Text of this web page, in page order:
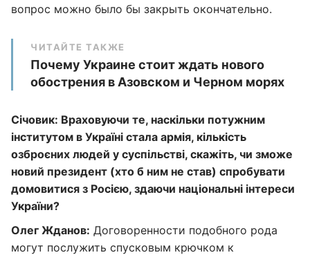
вопрос можно было бы закрыть окончательно.
ЧИТАЙТЕ ТАКЖЕ
Почему Украине стоит ждать нового
обострения в Азовском и Черном морях
Січовик: Враховуючи те, наскільки потужним
інститутом в Україні стала армія, кількість
озброєних людей у суспільстві, скажіть, чи зможе
новий президент (хто б ним не став) спробувати
домовитися з Росією, здаючи національні інтереси
України?
Олег Жданов: Договоренности подобного рода
могут послужить спусковым крючком к